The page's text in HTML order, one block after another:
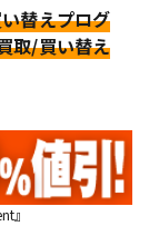
替えプログ
取/買い替え
』